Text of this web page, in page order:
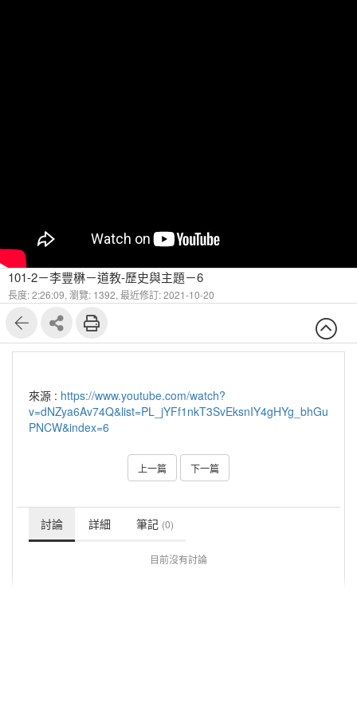
101-2－李豐楙－道教-歷史與主題－6
長度: 2:26:09, 瀏覽: 1392, 最近修訂: 2021-10-20
來源 : https://www.youtube.com/watch?
v=dNZya6Av74Q&list=PL_jYFf1nkT3SvEksnIY4gHYg_bhGu
PNCW&index=6
上一篇 下一篇
討論 詳細 筆記 (0)
目前沒有討論